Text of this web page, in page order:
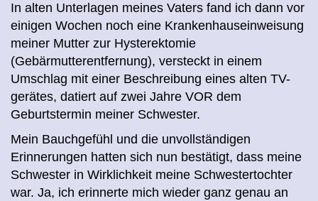
In alten Unterlagen meines Vaters fand ich dann vor
einigen Wochen noch eine Krankenhauseinweisung
meiner Mutter zur Hysterektomie
(Gebärmutterentfernung), versteckt in einem
Umschlag mit einer Beschreibung eines alten TV-
gerätes, datiert auf zwei Jahre VOR dem
Geburtstermin meiner Schwester.
Mein Bauchgefühl und die unvollständigen
Erinnerungen hatten sich nun bestätigt, dass meine
Schwester in Wirklichkeit meine Schwestertochter
war. Ja, ich erinnerte mich wieder ganz genau an